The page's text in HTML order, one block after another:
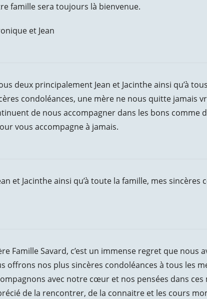
famille sera toujours là bienvenue.
et Jean
deux principalement Jean et Jacinthe ainsi qu’à
condoléances, une mère ne nous quitte jamais
de nous accompagner dans les bons comme
vous accompagne à jamais.
et Jacinthe ainsi qu’à toute la famille, mes sincères
Famille Savard, c’est un immense regret que nous
offrons nos plus sincères condoléances à tous les
avec notre cœur et nos pensées dans
de la rencontrer, de la connaitre et les cours